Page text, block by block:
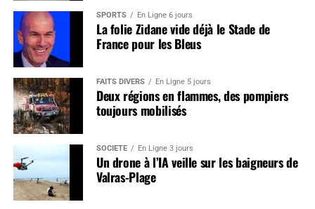
SPORTS En Ligne 6 jours
La folie Zidane vide déjà le Stade de
France pour les Bleus
FAITS DIVERS En Ligne 5 jours
Deux régions en flammes, des pompiers
toujours mobilisés
SOCIÉTÉ En Ligne 3 jours
Un drone à l’IA veille sur les baigneurs de
Valras-Plage